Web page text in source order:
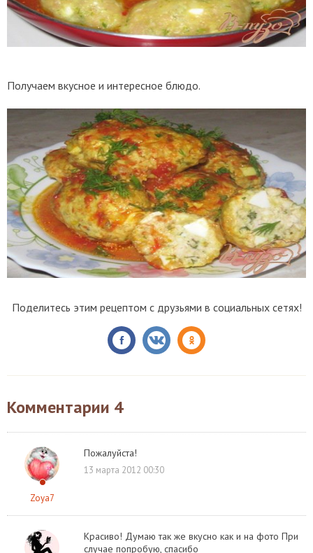
Получаем вкусное и интересное блюдо.
Поделитесь этим рецептом с друзьями в социальных сетях!
Комментарии 4
Zoya7
Пожалуйста!
13 марта 2012 00:30
Красиво! Думаю так же вкусно как и на фото При
случае попробую, спасибо